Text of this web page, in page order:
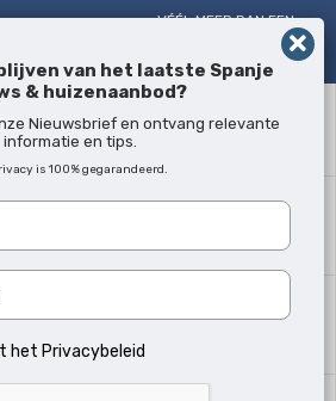
VÉÉL MEER DAN EEN
van het laatste Spanje
& huizenaanbod?
Nieuwsbrief en ontvang relevante
informatie en tips.
is 100% gegarandeerd.
het Privacybeleid